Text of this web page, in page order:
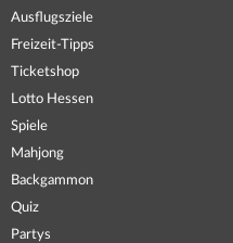
Ausflugsziele
Freizeit-Tipps
Ticketshop
Lotto Hessen
Spiele
Mahjong
Backgammon
Quiz
Partys